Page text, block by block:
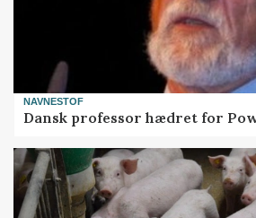
NAVNESTOF
Dansk professor hædret for